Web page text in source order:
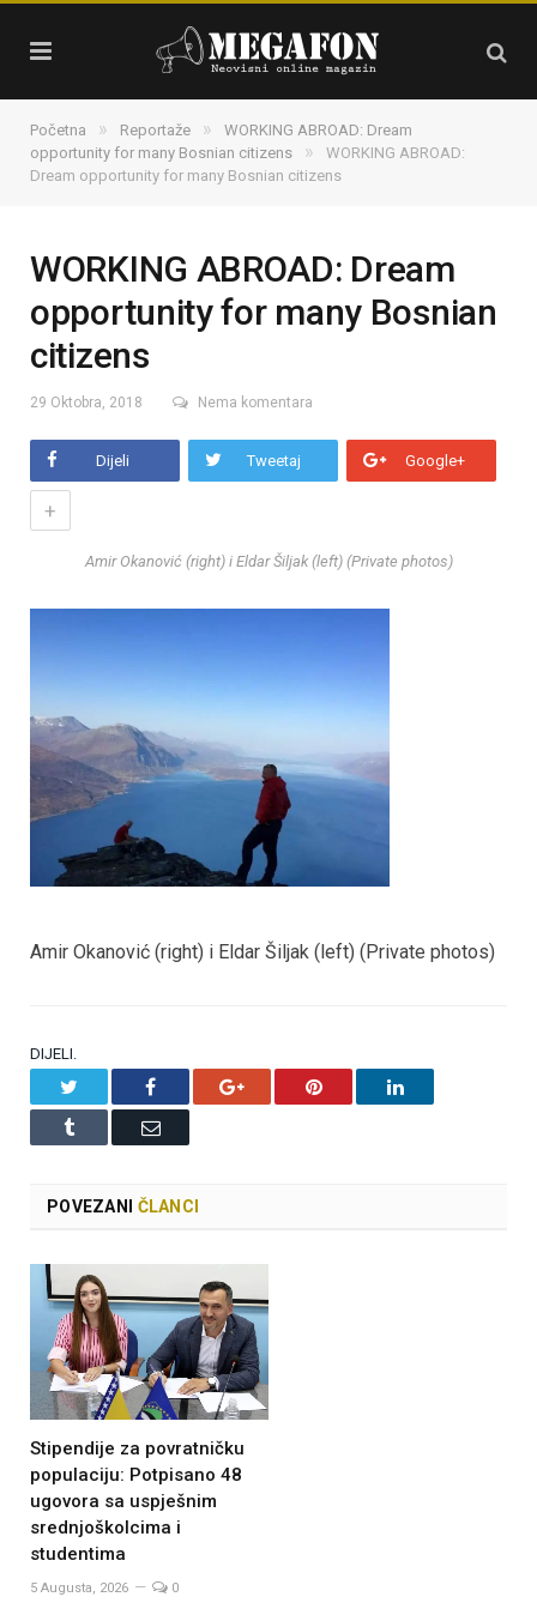
Početna » Reportaže »
WORKING ABROAD: Dream
opportunity for many Bosnian citizens
»
WORKING ABROAD:
Dream opportunity for many Bosnian citizens
WORKING ABROAD: Dream
opportunity for many Bosnian
citizens
29 Oktobra, 2018 Nema komentara
Dijeli Tweetaj Google+
+
Amir Okanović (right) i Eldar Šiljak (left) (Private photos)
Amir Okanović (right) i Eldar Šiljak (left) (Private photos)
DIJELI.
Facebook Google+ Pinterest LinkedIn
Tumblr Email
POVEZANI ČLANCI
Stipendije za povratničku
populaciju: Potpisano 48
ugovora sa uspješnim
srednjoškolcima i
studentima
5 Augusta, 2026 0